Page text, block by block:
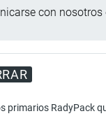
con nosotros
de luz (RLU)
primarios RadyPack